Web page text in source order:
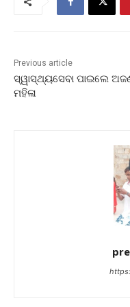
Previous article
ସ୍ୱାସ୍ଥ୍ୟସେବା ପାଇଲେ
ମହିଳା